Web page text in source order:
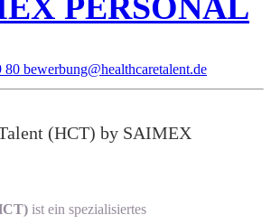
80 bewerbung@healthcaretalent.de
(HCT) by SAIMEX
ist ein spezialisiertes